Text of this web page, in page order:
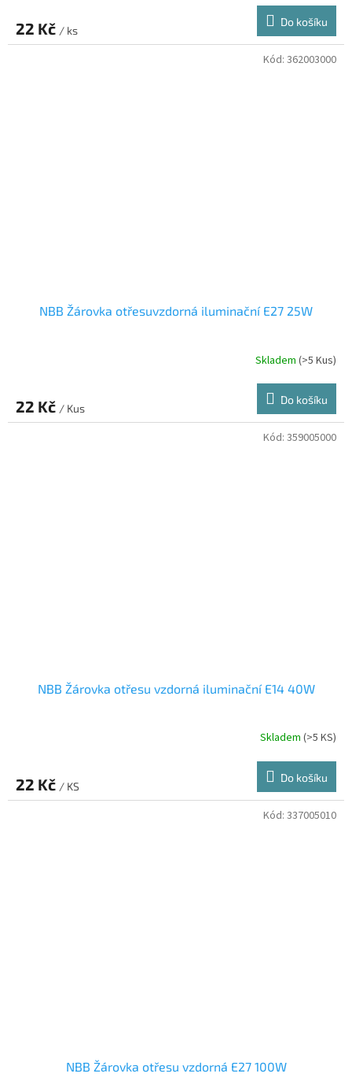
22 Kč / ks
Do košíku
NBB Žárovka otřesuvzdorná iluminační E27 25W
Skladem (>5 Kus)
22 Kč / Kus
Do košíku
Kód: 362003000
NBB Žárovka otřesu vzdorná iluminační E14 40W
Skladem (>5 KS)
22 Kč / KS
Do košíku
Kód: 359005000
NBB Žárovka otřesu vzdorná E27 100W
Kód: 337005010